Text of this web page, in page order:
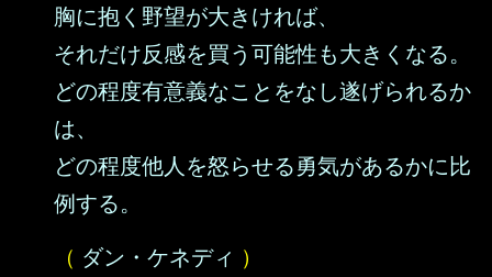
胸に抱く野望が大きければ、
それだけ反感を買う可能性も大きくなる。
どの程度有意義なことをなし遂げられるか
は、
どの程度他人を怒らせる勇気があるかに比
例する。
（ ダン・ケネディ ）